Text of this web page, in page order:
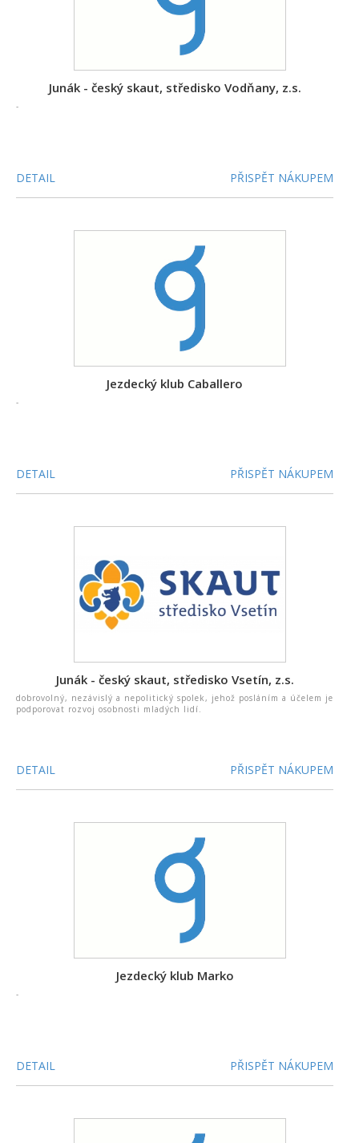
Junák - český skaut, středisko Vodňany, z.s.
-
DETAIL PŘISPĚT NÁKUPEM
Jezdecký klub Caballero
-
DETAIL PŘISPĚT NÁKUPEM
Junák - český skaut, středisko Vsetín, z.s.
dobrovolný, nezávislý a nepolitický spolek, jehož posláním a účelem je
podporovat rozvoj osobnosti mladých lidí.
DETAIL PŘISPĚT NÁKUPEM
Jezdecký klub Marko
-
DETAIL PŘISPĚT NÁKUPEM